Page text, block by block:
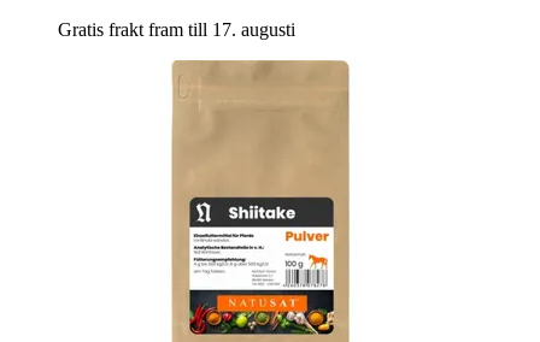
Gratis frakt fram till 17. augusti